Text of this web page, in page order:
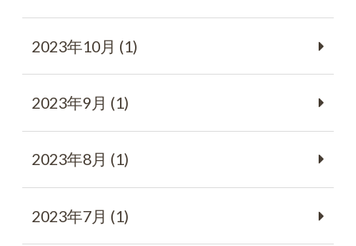
2023年10月 (1)
2023年9月 (1)
2023年8月 (1)
2023年7月 (1)